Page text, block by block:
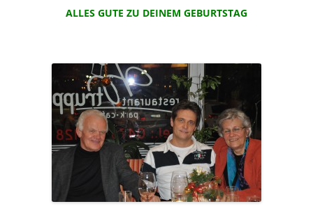
ALLES GUTE ZU DEINEM GEBURTSTAG